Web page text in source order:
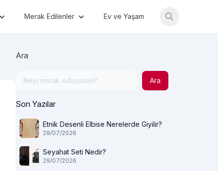
Merak Edilenler Ev ve Yaşam
Ara
Ara
Son Yazılar
Etnik Desenli Elbise Nerelerde Giyilir?
29/07/2026
Seyahat Seti Nedir?
29/07/2026